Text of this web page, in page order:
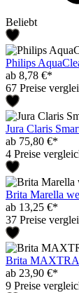
Beliebt
Philips
ab 8,78 €*
67 Preise
Jura Claris
ab 75,80 €*
4 Preise
Brita Marella
ab 13,25 €*
37 Preise
Brita
ab 23,90 €*
9 Preise